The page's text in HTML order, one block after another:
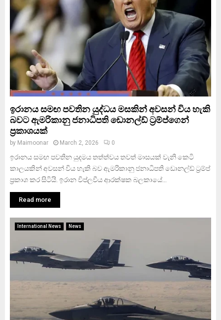
ඉරානය සමඟ පවතින යුද්ධය මසකින් අවසන් විය හැකි
බවට ඇමරිකානු ජනාධිපති ඩොනල්ඩ් ට්‍රම්ප්ගෙන්
ප්‍රකාශයක්
by Maimoonar March 2, 2026 0
ඉරානය සමඟ පවතින යුදමය තත්ත්වය තවත් මාසයක් වැනි කෙටි
කාලයකින් අවසන් විය හැකි බව ඇමරිකානු ජනාධිපති ඩොනල්ඩ් ට්‍රම්ප්
ප්‍රකාශ කර සිටියි. ඉරාන විප්ලවීය ආරක්ෂක බලකායේ...
Read more
International News News